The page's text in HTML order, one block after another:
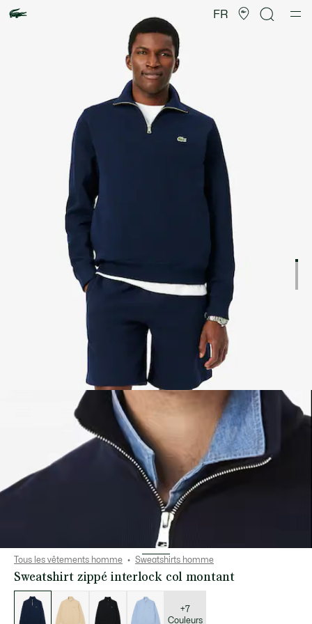
FR
d’images
produit
Tous les vêtements homme Sweatshirts homme
Sweatshirt zippé interlock col montant
des
déclinaisons
+7
Couleurs